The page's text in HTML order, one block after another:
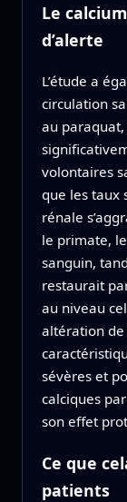
Le
d’alerte
L’étude a
circulation
au
volontaires
que les taux
rénale
le primate,
sanguin,
restaurait
au niveau
altération
sévères et
calciques
son effet
Ce que
patients